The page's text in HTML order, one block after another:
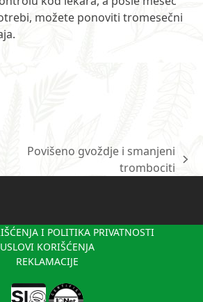
možete ponoviti tromesečni
Povišeno gvoždje i smanjeni
trombociti
I POLITIKA PRIVATNOSTI
USLOVI KORIŠĆENJA
REKLAMACIJE